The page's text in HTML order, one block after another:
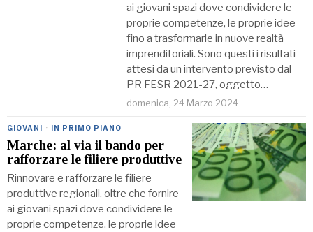
ai giovani spazi dove condividere le
proprie competenze, le proprie idee
fino a trasformarle in nuove realtà
imprenditoriali. Sono questi i risultati
attesi da un intervento previsto dal
PR FESR 2021-27, oggetto…
domenica, 24 Marzo 2024
GIOVANI · IN PRIMO PIANO
Marche: al via il bando per
rafforzare le filiere produttive
Rinnovare e rafforzare le filiere
produttive regionali, oltre che fornire
ai giovani spazi dove condividere le
proprie competenze, le proprie idee